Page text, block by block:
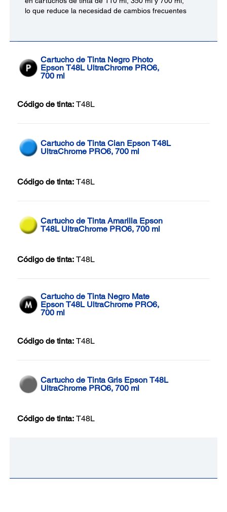
lo que reduce la necesidad de cambios frecuentes
Cartucho de Tinta Negro Photo
Epson T48L UltraChrome PRO6,
700 ml
Código de tinta: T48L
Cartucho de Tinta Cian Epson T48L
UltraChrome PRO6, 700 ml
Código de tinta: T48L
Cartucho de Tinta Amarilla Epson
T48L UltraChrome PRO6, 700 ml
Código de tinta: T48L
Cartucho de Tinta Negro Mate
Epson T48L UltraChrome PRO6,
700 ml
Código de tinta: T48L
Cartucho de Tinta Gris Epson T48L
UltraChrome PRO6, 700 ml
Código de tinta: T48L